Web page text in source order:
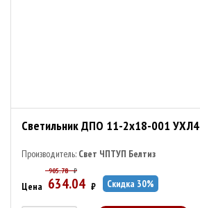
Светильник ДПО 11-2х18-001 УХЛ4
Производитель: Свет ЧПТУП Белтиз
905.78 ₽
Цена 634.04 ₽ Скидка 30%